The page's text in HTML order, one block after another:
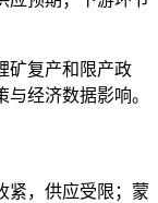
矿复产和限产政
经济数据影响。
紧，供应受限；蒙